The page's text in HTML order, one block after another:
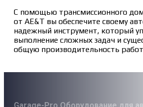
С помощью трансмиссионного
от AE&T вы обеспечите своему
надежный инструмент, который
выполнение сложных задач и
общую производительность